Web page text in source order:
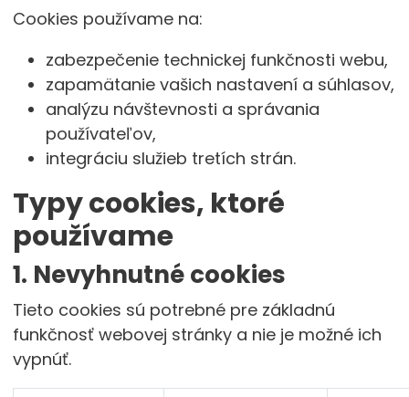
Cookies používame na:
zabezpečenie technickej funkčnosti webu,
zapamätanie vašich nastavení a súhlasov,
analýzu návštevnosti a správania
používateľov,
integráciu služieb tretích strán.
Typy cookies, ktoré
používame
1. Nevyhnutné cookies
Tieto cookies sú potrebné pre základnú
funkčnosť webovej stránky a nie je možné ich
vypnúť.